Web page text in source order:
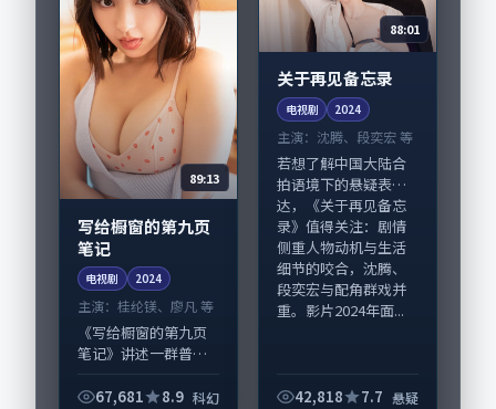
89:13
写给橱窗的第九页
笔记
电视剧 2024
主演： 桂纶镁、廖凡 等
《写给橱窗的第九页
笔记》讲述一群普通
改写人生轨迹的故
67,681 8.9 科幻
88:01
关于再见备忘录
电视剧 2024
主演： 沈腾、段奕宏 等
若想了解中国大陆合
拍语境下的悬疑表
达，《关于再见备忘
录》值得关注：剧情
侧重人物动机与生活
细节的咬合，沈腾、
段奕宏与配角群戏并
重。影片2024年面...
42,818 7.7 悬疑